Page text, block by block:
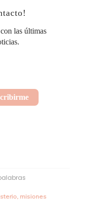
las últimas
, misiones